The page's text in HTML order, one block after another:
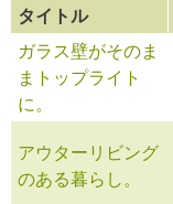
タイトル
ガラス壁がそのま
まトップライト
に。
アウターリビング
のある暮らし。